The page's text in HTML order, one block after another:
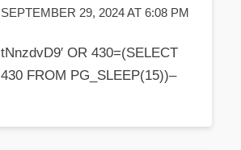
SEPTEMBER 29, 2024 AT 6:08 PM
tNnzdvD9′ OR 430=(SELECT
430 FROM PG_SLEEP(15))–